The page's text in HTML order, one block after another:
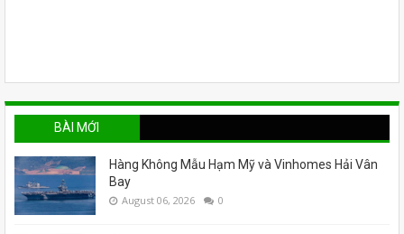
BÀI MỚI
Hàng Không Mẫu Hạm Mỹ và Vinhomes Hải Vân
Bay
August 06, 2026 0